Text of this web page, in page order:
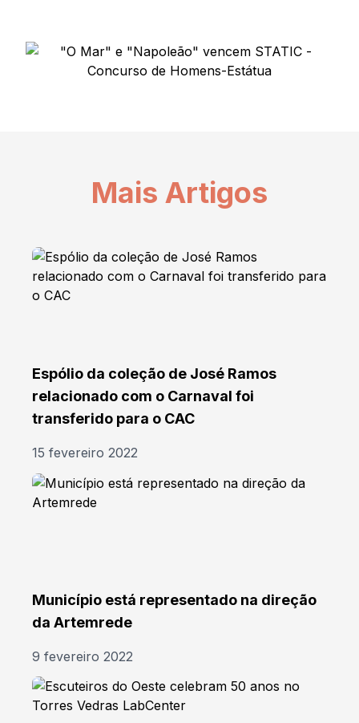
Mais Artigos
Espólio da coleção de José Ramos
relacionado com o Carnaval foi
transferido para o CAC
15 fevereiro 2022
Município está representado na direção
da Artemrede
9 fevereiro 2022